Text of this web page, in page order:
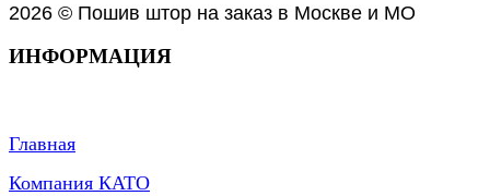
2026 © Пошив штор на заказ в Москве и МО
ИНФОРМАЦИЯ
Главная
Компания КАТО